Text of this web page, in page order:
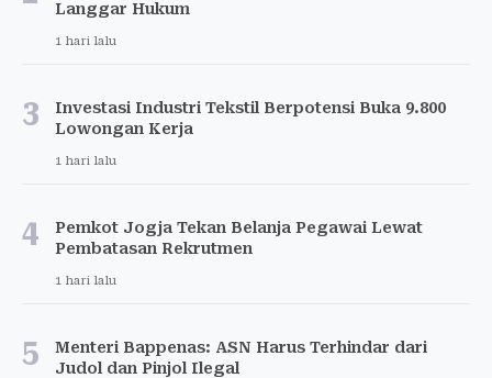
Langgar Hukum
1 hari lalu
3
Investasi Industri Tekstil Berpotensi Buka 9.800
Lowongan Kerja
1 hari lalu
4
Pemkot Jogja Tekan Belanja Pegawai Lewat
Pembatasan Rekrutmen
1 hari lalu
5
Menteri Bappenas: ASN Harus Terhindar dari
Judol dan Pinjol Ilegal